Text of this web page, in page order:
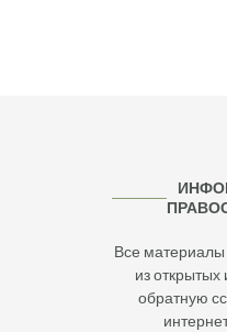
Все материалы
из
обратную